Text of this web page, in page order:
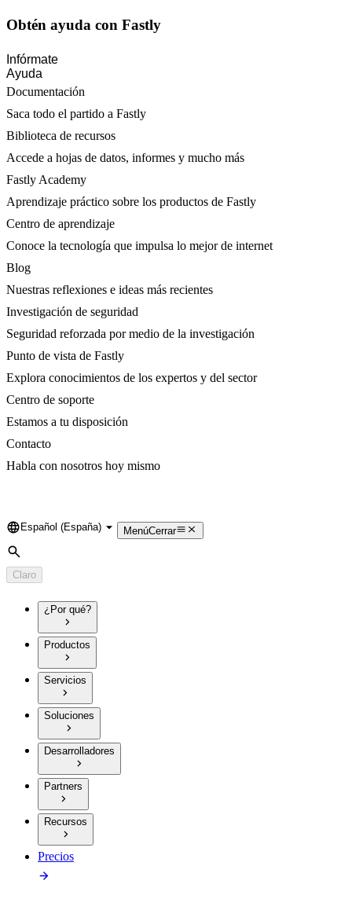
Obtén ayuda con Fastly
Infórmate
Ayuda
Documentación
Saca todo el partido a Fastly
Biblioteca de recursos
Accede a hojas de datos, informes y mucho más
Fastly Academy
Aprendizaje práctico sobre los productos de Fastly
Centro de aprendizaje
Conoce la tecnología que impulsa lo mejor de internet
Blog
Nuestras reflexiones e ideas más recientes
Investigación de seguridad
Seguridad reforzada por medio de la investigación
Punto de vista de Fastly
Explora conocimientos de los expertos y del sector
Centro de soporte
Estamos a tu disposición
Contacto
Habla con nosotros hoy mismo
Language
Español (España) MenúCerrar
Búsqueda
Claro
¿Por qué?
Productos
Servicios
Soluciones
Desarrolladores
Partners
Recursos
Precios